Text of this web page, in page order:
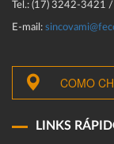
Tel.: (17) 3242-3421
E-mail:
COMO
LINKS